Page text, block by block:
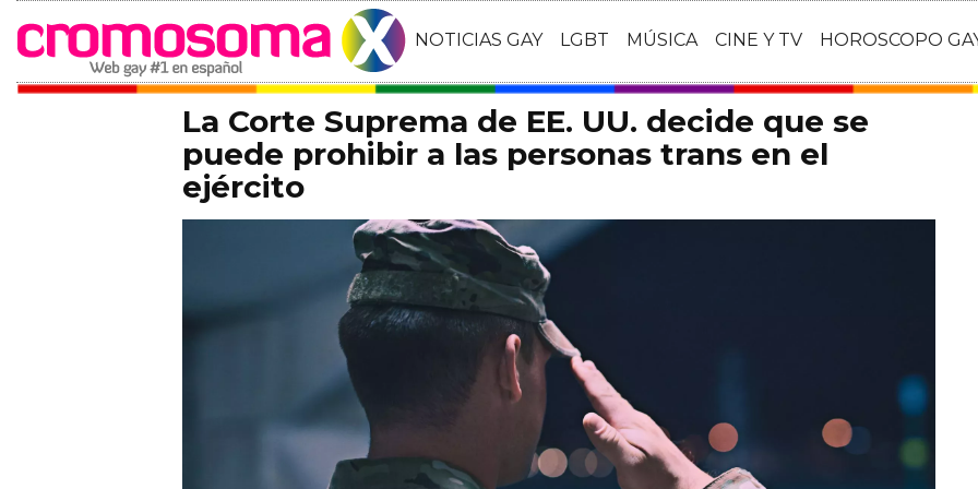
NOTICIAS GAY LGBT MÚSICA CINE Y TV HOROSCOPO
La Corte Suprema de EE. UU. decide que se
puede prohibir a las personas trans en el
ejército